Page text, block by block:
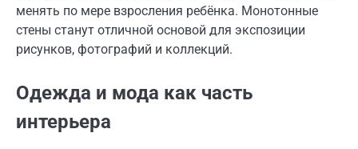
менять по мере взросления ребёнка. Монотонные
стены станут отличной основой для экспозиции
рисунков, фотографий и коллекций.
Одежда и мода как часть
интерьера